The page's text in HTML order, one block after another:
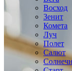
Восход
Зенит
Комета
Луч
Полет
Салют